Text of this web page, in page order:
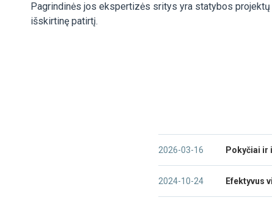
Pagrindinės jos ekspertizės sritys yra statybos
išskirtinę patirtį.
2026-03-16 Pokyčiai ir
2024-10-24 Efektyvus